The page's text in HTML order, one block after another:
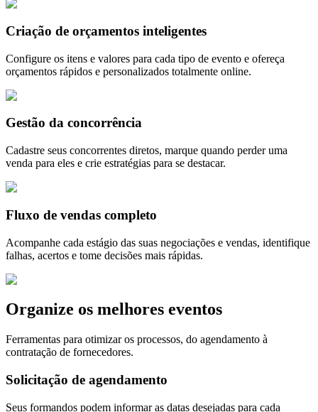
Criação de orçamentos inteligentes
Configure os itens e valores para cada tipo de evento e ofereça
orçamentos rápidos e personalizados totalmente online.
Gestão da concorrência
Cadastre seus concorrentes diretos, marque quando perder uma
venda para eles e crie estratégias para se destacar.
Fluxo de vendas completo
Acompanhe cada estágio das suas negociações e vendas, identifique
falhas, acertos e tome decisões mais rápidas.
Organize os melhores eventos
Ferramentas para otimizar os processos, do agendamento à
contratação de fornecedores.
Solicitação de agendamento
Seus formandos podem informar as datas desejadas para cada